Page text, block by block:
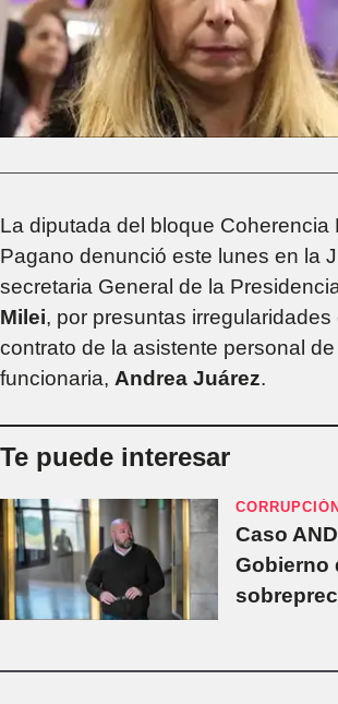
La diputada del bloque Coherencia
Pagano denunció este lunes en la
secretaria General de la
Milei, por presuntas irregularidades
contrato de la asistente personal de
funcionaria, Andrea Juárez.
Te puede interesar
Caso
Gobierno